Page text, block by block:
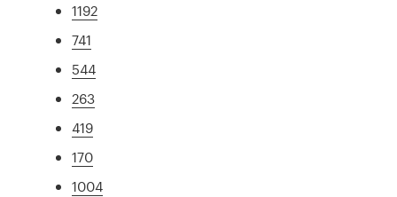
1192
741
544
263
419
170
1004